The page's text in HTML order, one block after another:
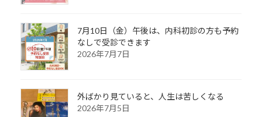
7月10日（金）午後は、内科初診の方も予約
なしで受診できます
2026年7月7日
外ばかり見ていると、人生は苦しくなる
2026年7月5日